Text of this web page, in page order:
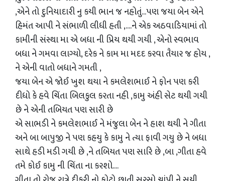
,એને તો દુનિયાદારી નુ કયી ભાન જ નહોતું...પણ જયા બેન એને
હિમંત આપી ને સંભાળી લીધી હતી ,....ને એક અઠવાડિયામાં તો
કામીની સંસ્થા મા એ બધા ની પ્રિય થયી ગયી , એનો સ્વભાવ
બધા ને ગમવા લાગ્યો, દરેક ને કામ મા મદદ કરવા તૈયાર જ હોય ,
ને એની વાતો બધાને ગમતી ,
જયા બેન એ જોઈ ખુશ થયા ને કમલેશભાઈ ને ફોન પણ કરી
દીધો કે હવે ચિંતા બિલકુલ કરતા નહી ,કામુ અંહી સેટ થયી ગયી
છે ને એની તબિયત પણ સારી છે
એ સાભડી ને કમલેશભાઈ ને મંજુલા બેન ને હાશ થયી ને ગીતા
અને બા બાપુજી ને પણ કહયુ કે કામુ ને ત્યા ફાવી ગયુ છે ને બધા
સાથે હડી મડી ગયી છે ,ને તબિયત પણ સારિ છે ,બા ,ગીતા હવે
તમે કોઈ કામુ ની ચિંતા ના કરશો....